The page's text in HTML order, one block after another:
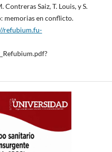
Contreras Saiz, T. Louis, y S.
memorias en conflicto.
refubium.fu-